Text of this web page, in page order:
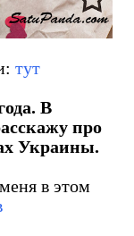
тут
В
про
Украины.
в этом